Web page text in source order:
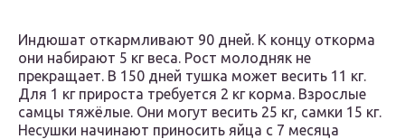
Индюшат откармливают 90 дней. К концу откорма
они набирают 5 кг веса. Рост молодняк не
прекращает. В 150 дней тушка может весить 11 кг.
Для 1 кг прироста требуется 2 кг корма. Взрослые
самцы тяжёлые. Они могут весить 25 кг, самки 15 кг.
Несушки начинают приносить яйца с 7 месяца